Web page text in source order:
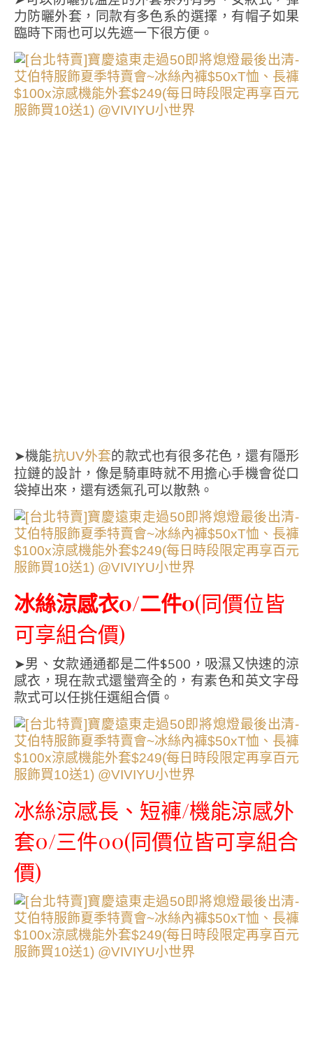
力防曬外套，同款有多色系的選擇，有帽子如果
臨時下雨也可以先遮一下很方便。
➤機能抗UV外套的款式也有很多花色，還有隱形
拉鏈的設計，像是騎車時就不用擔心手機會從口
袋掉出來，還有透氣孔可以散熱。
冰絲涼感衣0/二件0(同價位皆
可享組合價)
➤男、女款通通都是二件$500，吸濕又快速的涼
感衣，現在款式還蠻齊全的，有素色和英文字母
款式可以任挑任選組合價。
冰絲涼感長、短褲/機能涼感外
套0/三件00(同價位皆可享組合
價)